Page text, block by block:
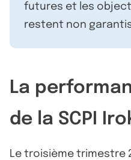
futures et les
restent non
La
de la SCPI
Le troisième trimestre